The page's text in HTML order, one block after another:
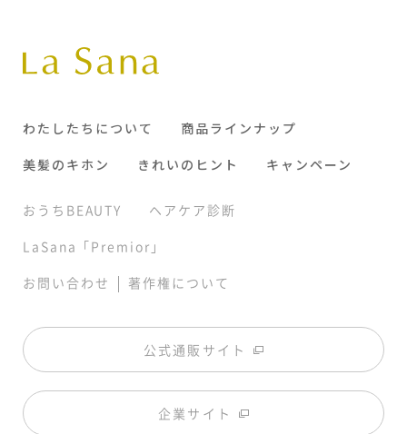
わたしたちについて
商品ラインナップ
美髪のキホン
きれいのヒント キャンペーン
おうちBEAUTY
ヘアケア診断
LaSana「Premior」
お問い合わせ | 著作権について
公式通販サイト
企業サイト